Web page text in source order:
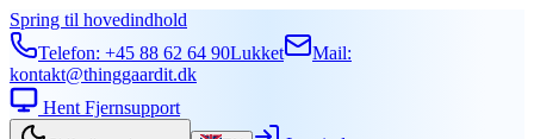
Spring til hovedindhold
Telefon: +45 88 62 64 90Lukket
Mail:
kontakt@thinggaardit.dk
Hent Fjernsupport